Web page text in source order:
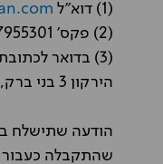
(1) דוא"ל
(2) פקס' 03-7955301
(3) בדואר לכתובת רח'
הירקון 3 בני ברק, מיקוד 5120124
הודעה שתישלח
שהתקבלה כעבור